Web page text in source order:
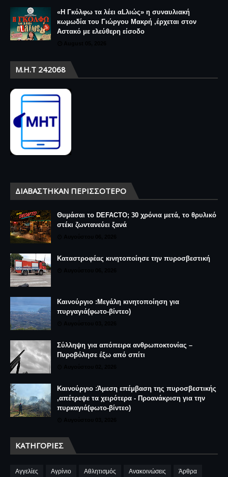
«Η Γκόλφω τα λέει αLλιώς» η συναυλιακή
κωμωδία του Γιώργου Μακρή ,έρχεται στον
Αστακό με ελεύθερη είσοδο
Μ.Η.Τ 242068
ΔΙΑΒΆΣΤΗΚΑΝ ΠΕΡΙΣΣΌΤΕΡΟ
Θυμάσαι το DEFACTO; 30 χρόνια μετά, το θρυλικό
στέκι ζωντανεύει ξανά
Καταστροφέας κινητοποίησε την πυροσβεστική
Καινούργιο :Μεγάλη κινητοποίηση για
πυργαγιά(φωτο-βίντεο)
Σύλληψη για απόπειρα ανθρωποκτονίας –
Πυροβόλησε έξω από σπίτι
Καινούργιο :Άμεση επέμβαση της πυροσβεστικής
,απέτρεψε τα χειρότερα - Προανάκριση για την
πυρκαγιά(φωτο-βίντεο)
ΚΑΤΗΓΟΡΊΕΣ
Αγγελίες Αγρίνιο Αθλητισμός Ανακοινώσεις Άρθρα